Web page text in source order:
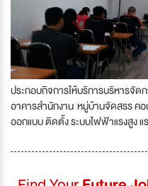
ประกอบกิจการให้บริการบริหารจั
อาคารสำนักงาน หมู่บ้านจัดสรร ค
ออกแบบ ติดตั้ง ระบบไฟฟ้าแรงสูง แ